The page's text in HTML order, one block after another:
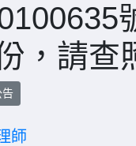
，請查
告
師